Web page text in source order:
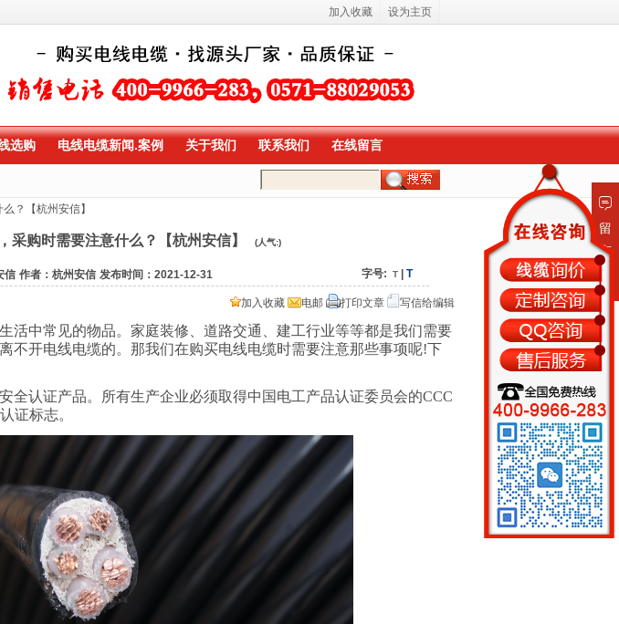
选购 电线电缆新闻.案例 关于我们 联系我们 在线留言
？【杭州安信】
采购时需要注意什么？【杭州安信】 (人气:)
信 作者：杭州安信 发布时间：2021-12-31 字号: T T
加入收藏 电邮 打印文章 写信给编辑
活中常见的物品。家庭装修、道路交通、建工行业等等都是我们需要
不开电线电缆的。那我们在购买电线电缆时需要注意那些事项呢!下
全认证产品。所有生产企业必须取得中国电工产品认证委员会的CCC
证标志。
加入收藏 设为主页
留
言